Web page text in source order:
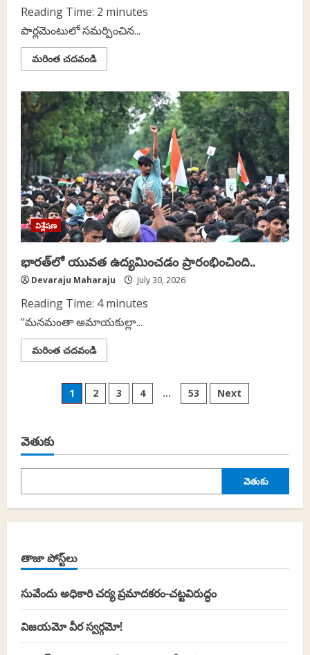
Reading Time: 2 minutes
పార్లమెంటులో సమర్పించిన...
మరింత చదవండిRead
more
మహమ్మారి
నివారణ
నిధులు
సున్నా?
విశ్లేషణ
భారత్‌లో యువత ఉద్యమించడం ప్రారంభించింది..
Devaraju Maharaju July 30, 2026
Reading Time: 4 minutes
“మనమంతా అమాయకుల్లా...
మరింత చదవండిRead
more
యువత
ఉద్యమించడం
ప్రారంభించింది..
Posts
1 2 3 4 … 53 Next
వెతుకు
వెతుకు
తాజా పోస్ట్‌లు
సువేందు అధికారి చర్య ప్రమాదకరం-చట్టవిరుద్ధం
విజయమో వీర స్వర్గమో!